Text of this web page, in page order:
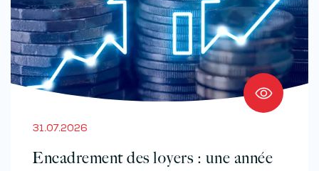
31.07.2026
Encadrement des loyers : une année